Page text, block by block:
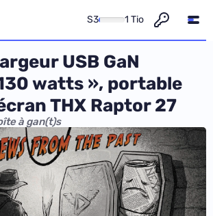
S3 1 Tio
USB GaN
watts », portable
THX Raptor 27
à gan(t)s